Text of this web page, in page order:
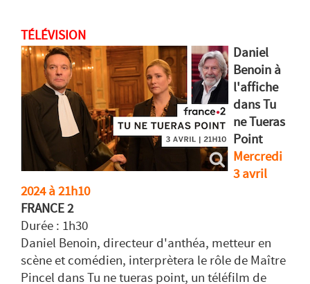
TÉLÉVISION
Daniel
Benoin à
l'affiche
dans Tu
ne Tueras
Point
Mercredi
3 avril
2024 à 21h10
FRANCE 2
Durée : 1h30
Daniel Benoin, directeur d'anthéa, metteur en
scène et comédien, interprètera le rôle de Maître
Pincel dans Tu ne tueras point, un téléfilm de